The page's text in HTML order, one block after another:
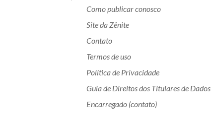
Como publicar conosco
Site da Zênite
Contato
Termos de uso
Política de Privacidade
Guia de Direitos dos Titulares de Dados
Encarregado (contato)